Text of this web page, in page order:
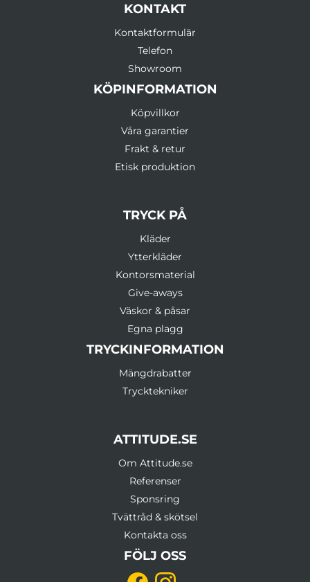
KONTAKT
Kontaktformulär
Telefon
Showroom
KÖPINFORMATION
Köpvillkor
Våra garantier
Frakt & retur
Etisk produktion
TRYCK PÅ
Kläder
Ytterkläder
Kontorsmaterial
Give-aways
Väskor & påsar
Egna plagg
TRYCKINFORMATION
Mängdrabatter
Trycktekniker
ATTITUDE.SE
Om Attitude.se
Referenser
Sponsring
Tvättråd & skötsel
Kontakta oss
FÖLJ OSS